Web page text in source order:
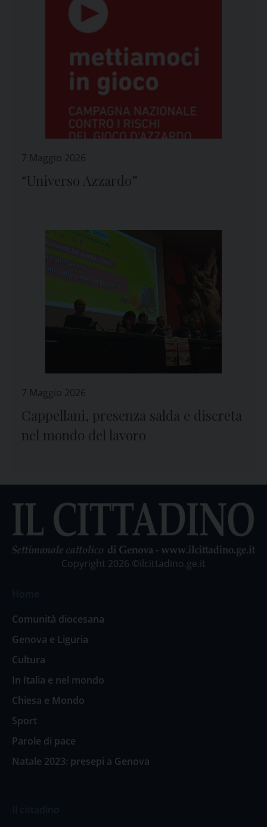
7 Maggio 2026
“Universo Azzardo”
7 Maggio 2026
Cappellani, presenza salda e discreta
nel mondo del lavoro
Copyright 2026 ©ilcittadino.ge.it
Comunità diocesana
Genova e Liguria
Cultura
In Italia e nel mondo
Chiesa e Mondo
Sport
Parole di pace
Natale 2023: presepi a Genova